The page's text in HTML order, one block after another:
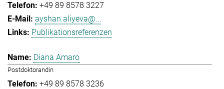
+49 89 8578 3227
ayshan.aliyeva@...
Publikationsreferenzen
Diana Amaro
Postdoktorandin
+49 89 8578 3236